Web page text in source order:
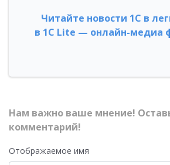
Читайте новости 1С в
в 1С Lite — онлайн-медиа
Нам важно ваше мнение!
комментарий!
Отображаемое имя